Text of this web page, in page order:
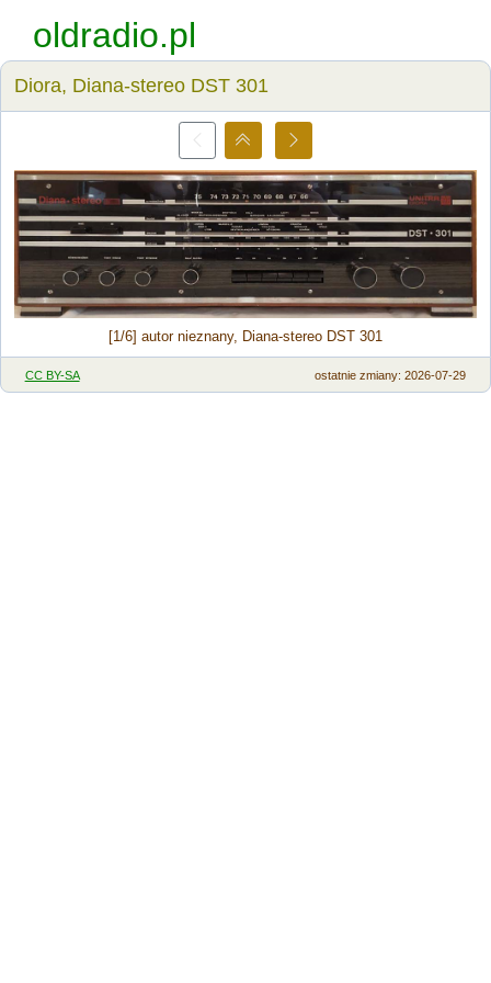
oldradio.pl
Diora, Diana-stereo DST 301
[1/6] autor nieznany, Diana-stereo DST 301
CC BY-SA ostatnie zmiany: 2026-07-29